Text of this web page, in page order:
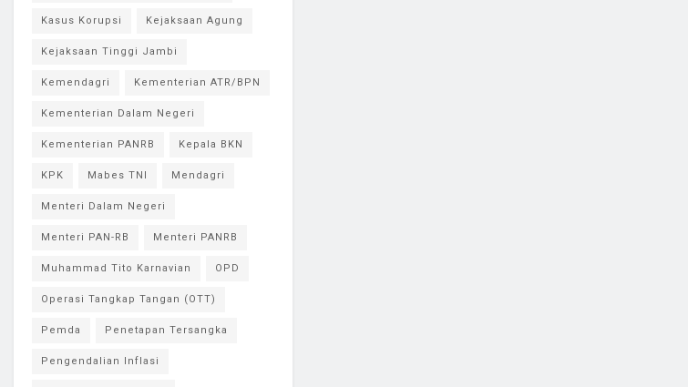
Kasus Korupsi Kejaksaan Agung
Kejaksaan Tinggi Jambi
Kemendagri Kementerian ATR/BPN
Kementerian Dalam Negeri
Kementerian PANRB Kepala BKN
KPK Mabes TNI Mendagri
Menteri Dalam Negeri
Menteri PAN-RB Menteri PANRB
Muhammad Tito Karnavian OPD
Operasi Tangkap Tangan (OTT)
Pemda Penetapan Tersangka
Pengendalian Inflasi